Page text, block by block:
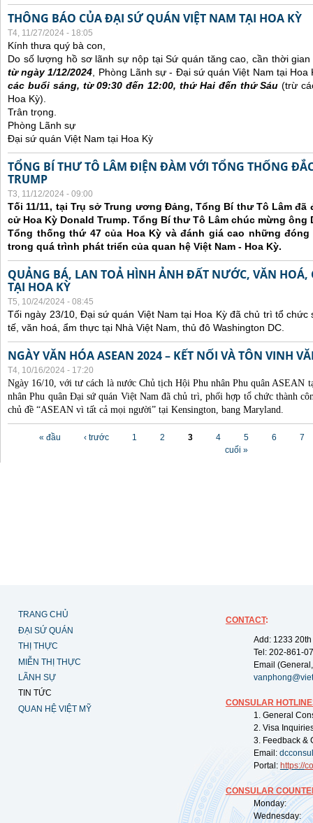
THÔNG BÁO CỦA ĐẠI SỨ QUÁN VIỆT NAM TẠI HOA KỲ
T4, 11/27/2024 - 18:05
Kính thưa quý bà con,
Do số lượng hồ sơ lãnh sự nộp tại Sứ quán tăng cao, cần thời
từ ngày 1/12/2024 , Phòng Lãnh sự - Đại sứ quán Việt Nam tại
các buổi sáng, từ 09:30 đến 12:00, thứ Hai đến thứ Sáu (trừ
Hoa Kỳ).
Trân trọng.
Phòng Lãnh sự
Đại sứ quán Việt Nam tại Hoa Kỳ
TỔNG BÍ THƯ TÔ LÂM ĐIỆN ĐÀM VỚI TỔNG THỐNG
TRUMP
T3, 11/12/2024 - 09:00
Tối 11/11, tại Trụ sở Trung ương Đảng, Tổng Bí thư Tô Lâm
cử Hoa Kỳ Donald Trump. Tổng Bí thư Tô Lâm chúc mừng ông
Tổng thống thứ 47 của Hoa Kỳ và đánh giá cao những
trong quá trình phát triển của quan hệ Việt Nam - Hoa Kỳ.
QUẢNG BÁ, LAN TOẢ HÌNH ẢNH ĐẤT NƯỚC, VĂN HOÁ,
TẠI HOA KỲ
T5, 10/24/2024 - 08:45
Tối ngày 23/10, Đại sứ quán Việt Nam tại Hoa Kỳ đã chủ trì tổ
tế, văn hoá, ẩm thực tại Nhà Việt Nam, thủ đô Washington DC.
NGÀY VĂN HÓA ASEAN 2024 – KẾT NỐI VÀ TÔN VINH
T4, 10/16/2024 - 17:20
Ngày 16/10, với tư cách là nước Chủ tịch Hội Phu nhân Phu quân ASEAN
nhân Phu quân Đại sứ quán Việt Nam đã chủ trì, phối hợp tổ chức thành
chủ đề “ASEAN vì tất cả mọi người” tại Kensington, bang Maryland.
« đầu ‹ trước 1 2 3 4 5 6
7
cuối »
TRANG CHỦ
ĐẠI SỨ QUÁN
THỊ THỰC
MIỄN THỊ THỰC
LÃNH SỰ
TIN TỨC
QUAN HỆ VIỆT MỸ
CONTACT:
Add: 1233
Tel: 202-861-
Email
CONSULAR
1. General
2. Visa
3. Feedback &
Email:
Portal: https://
CONSULAR
Monday:
Wednesday: